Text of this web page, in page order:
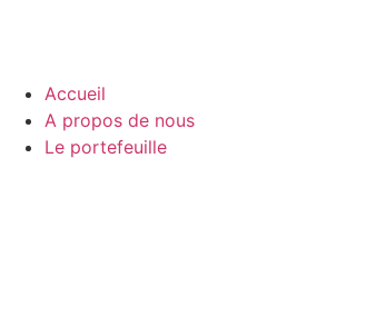
Accueil
A propos de nous
Le portefeuille